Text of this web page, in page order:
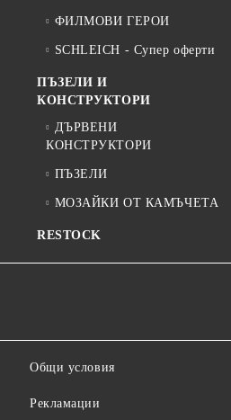
ФИЛМОВИ ГЕРОИ
SCHLEICH - Супер оферти
ПЪЗЕЛИ И
КОНСТРУКТОРИ
ДЪРВЕНИ
КОНСТРУКТОРИ
ПЪЗЕЛИ
МОЗАЙКИ ОТ КАМЪЧЕТА
RESTOCK
Общи условия
Рекламации